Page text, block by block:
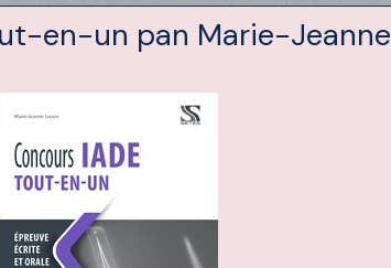
en-un pan Marie-Jeanne